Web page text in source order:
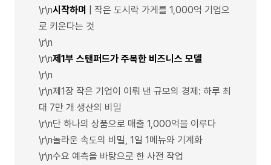
\r\n시작하며
| 작은 도시락 가게를 1,000억 기업으
로 키운다는 것
\r\n
\r\n제1부 스탠퍼드가 주목한 비즈니스 모델
\r\n
\r\n제1장 작은 기업이 이뤄 낸 규모의 경제: 하루 최
대 7만 개 생산의 비밀
\r\n단 하나의 상품으로 매출 1,000억을 이루다
\r\n놀라운 속도의 비밀, 1일 1메뉴와 기계화
\r\n수요 예측을 바탕으로 한 사전 작업